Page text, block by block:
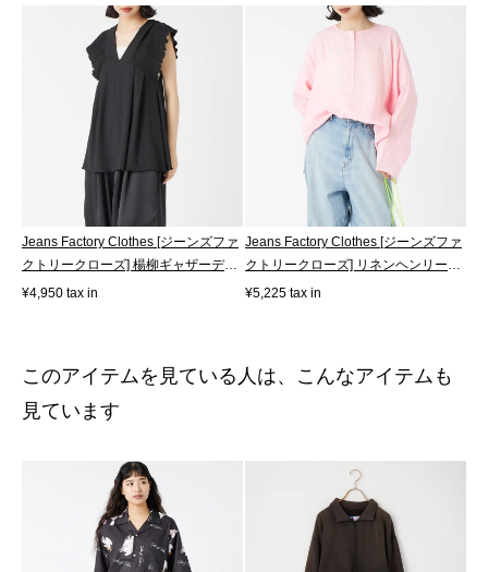
Jeans Factory Clothes [ジーンズファ
クトリークローズ] 楊柳ギャザーデ
ザ...
¥4,950 tax in
Jeans Factory Clothes [ジーンズファ
クトリークローズ] リネンヘンリー
ネ...
¥5,225 tax in
このアイテムを見ている人は、こんなアイテムも
見ています